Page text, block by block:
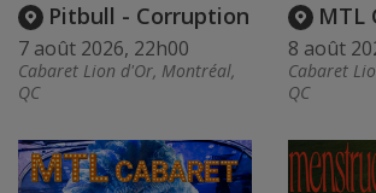
Pitbull - Corruption
7 août 2026, 22h00
Cabaret Lion d'Or, Montréal,
QC
MTL
8 août
Cabaret
QC